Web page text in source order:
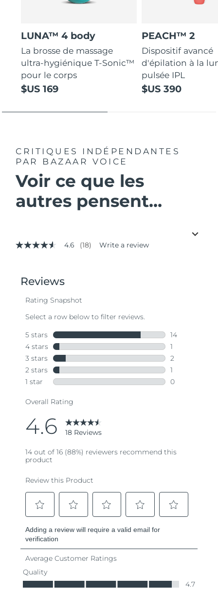
LUNA™ 4 body
La brosse de massage
ultra-hygiénique T-Sonic™
pour le corps
$US 169
PEACH™ 2
Dispositif avancé
d'épilation à la
pulsée IPL
$US 390
CRITIQUES INDÉPENDANTES
PAR BAZAAR VOICE
Voir ce que les
autres pensent...
4.6
stars,
average
value.
Same
page
link.
4.6 (18) Write a review